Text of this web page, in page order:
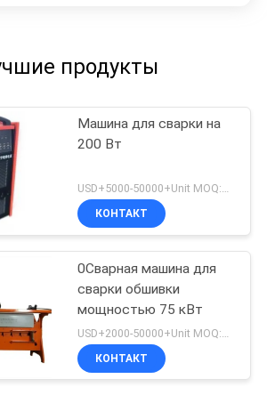
продукты
Машина для сварки на
200 Вт
USD+5000-50000+Unit MOQ:1 единица
КОНТАКТ
0Сварная машина для
сварки обшивки
мощностью 75 кВт
USD+2000-50000+Unit MOQ:1 единица
КОНТАКТ